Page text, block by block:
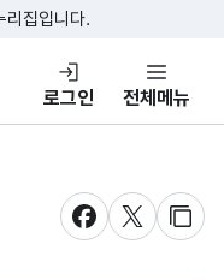
바로가기
로가기
리집입니다.
포털
로그인 전체메뉴
새창 열림새창 열림
새창